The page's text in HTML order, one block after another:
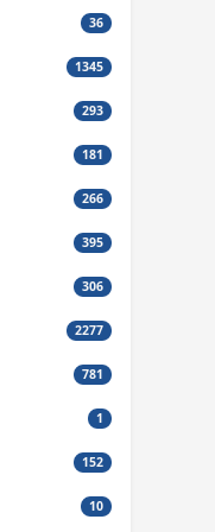
36
1345
293
181
266
395
306
2277
781
1
152
10